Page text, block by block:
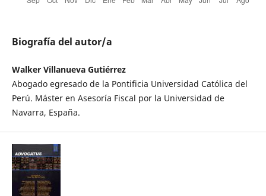
Biografía del autor/a
Walker Villanueva Gutiérrez
Abogado egresado de la Pontificia Universidad Católica del
Perú. Máster en Asesoría Fiscal por la Universidad de
Navarra, España.